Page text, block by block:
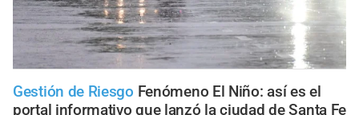
Gestión de Riesgo Fenómeno El Niño: así es el
portal informativo que lanzó la ciudad de Santa Fe